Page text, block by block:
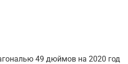
49 дюймов на 2020 год